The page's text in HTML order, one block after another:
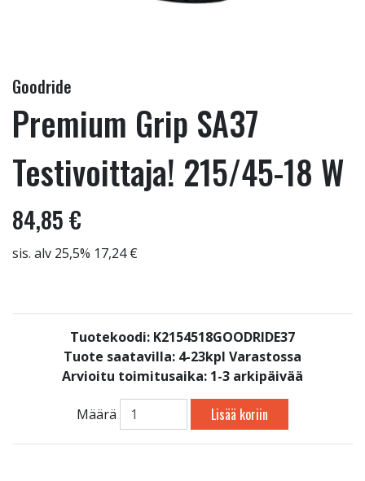
Goodride
Premium Grip SA37
Testivoittaja! 215/45-18 W
84,85 €
sis. alv 25,5% 17,24 €
Tuotekoodi: K2154518GOODRIDE37
Tuote saatavilla: 4-23kpl Varastossa
Arvioitu toimitusaika: 1-3 arkipäivää
Määrä Lisää koriin